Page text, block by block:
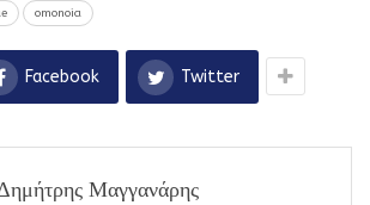
omonoia
Facebook Twitter
Μαγγανάρης